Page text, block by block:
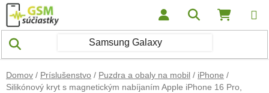
Prejsť na obsah Hľadať
Domov / Príslušenstvo / Puzdra a obaly na mobil / iPhone /
Silikónový kryt s magnetickým nabíjaním Apple iPhone 16 Pro,